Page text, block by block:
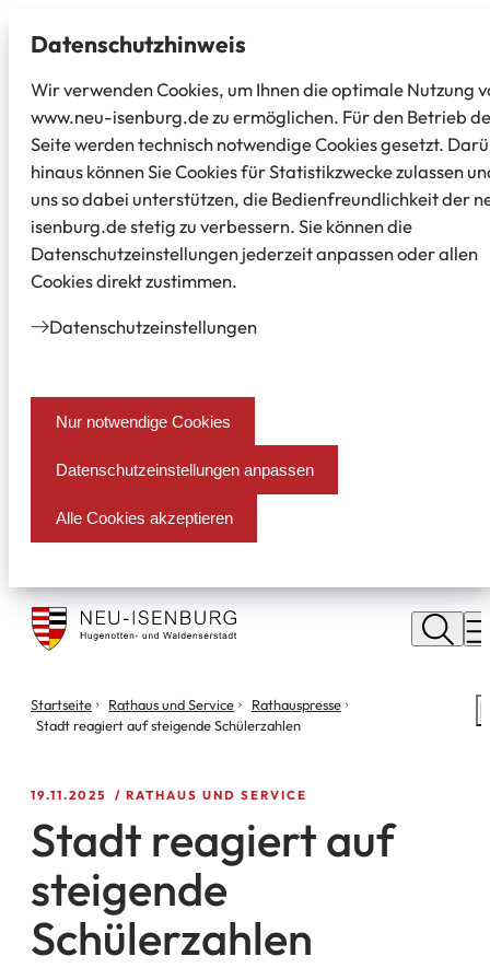
Datenschutz­hinweis
Wir verwenden Cookies, um Ihnen die optimale Nutzung
www.neu-isenburg.de zu ermöglichen. Für den Betrieb
Seite werden technisch notwendige Cookies gesetzt.
hinaus können Sie Cookies für Statistikzwecke zulassen
uns so dabei unterstützen, die Bedienfreundlichkeit der
isenburg.de stetig zu verbessern. Sie können die
Datenschutzeinstellungen jederzeit anpassen oder allen
Cookies direkt zustimmen.
Datenschutz­einstellungen
Nur notwendige Cookies
Datenschutzeinstellungen anpassen
Alle Cookies akzeptieren
Stadt
Neu
Isenburg
Sie
befinden
Startseite Rathaus und Service
Rathauspresse
Stadt reagiert auf steigende Schülerzahlen
19.11.2025 RATHAUS UND SERVICE
Stadt reagiert auf
steigende
Schülerzahlen